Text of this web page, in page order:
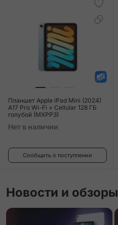
Планшет Apple iPad Mini (2024)
A17 Pro Wi-Fi + Cellular 128 ГБ
голубой (MXPP3)
Нет в наличии
Сообщить о поступлении
Новости и обзоры